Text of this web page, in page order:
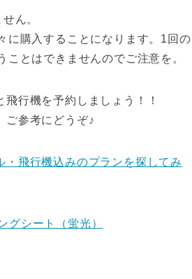
ん。
に購入することになります。1回の
とはできませんのでご注意を。
行機を予約しましょう！！
ご参考にどうぞ♪
・飛行機込みのプランを探してみ
グシート（蛍光）